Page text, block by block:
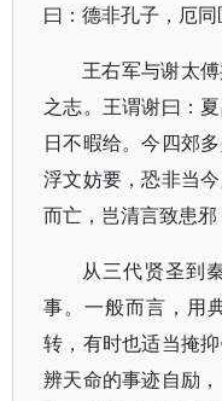
曰：德非孔子，厄
王右军与谢太
之志。王谓谢曰：
日不暇给。今四郊
浮文妨要，恐非当
而亡，岂清言致患
从三代贤圣到
事。一般而言，用
转，有时也适当掩
辨天命的事迹自励